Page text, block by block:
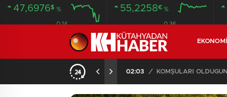
47,6976$ %
0.14
55,2258€ %
0.36
EKONOMI
02:03 /